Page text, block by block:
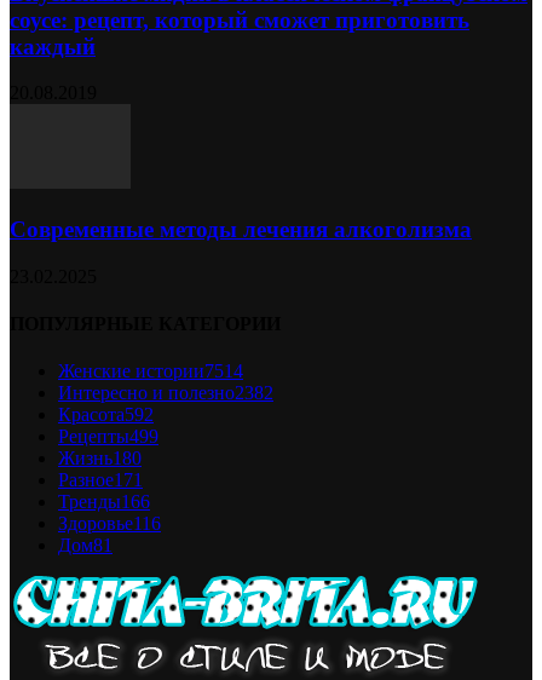
соусе: рецепт, который сможет приготовить
каждый
Современные методы лечения алкоголизма
Женские истории7514
Интересно и полезно2382
Красота592
Рецепты499
Жизнь180
Разное171
Тренды166
Здоровье116
Дом81